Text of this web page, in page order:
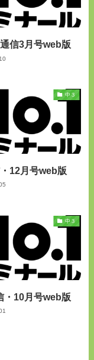
信3月号web版
中３
12月号web版
中３
・10月号web版